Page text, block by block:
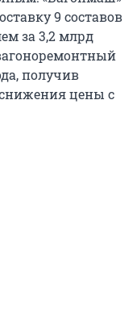
9 составов
за 3,2 млрд
получив
снижения цены с